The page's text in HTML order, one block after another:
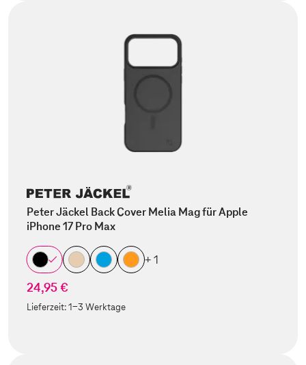
Peter Jäckel Back Cover Melia Mag für Apple
iPhone 17 Pro Max
+ 1
24,95 €
Lieferzeit:1-3 Werktage